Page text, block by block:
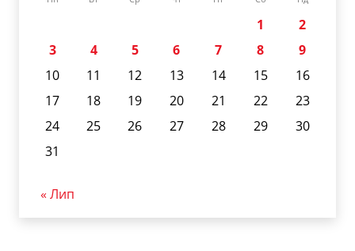
1
2
3
4 5 6 7 8
9
10
11 12 13 14 15
16
17
18 19 20 21 22
23
24
25 26 27 28 29
30
31
« Лип